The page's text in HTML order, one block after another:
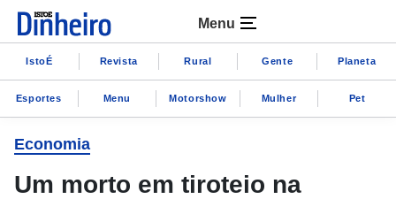
Menu
IstoÉ Revista Rural Gente Planeta
Esportes Menu Motorshow Mulher Pet
Economia
Um morto em tiroteio na